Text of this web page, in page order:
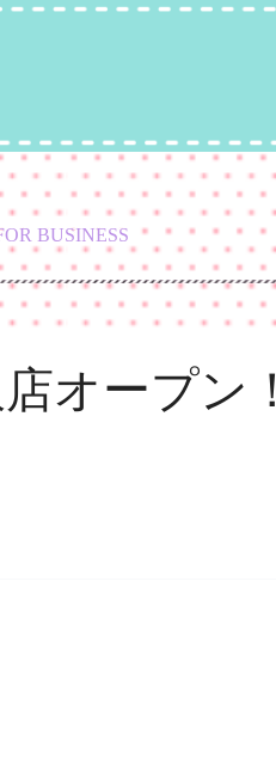
BUSINESS
オープン！